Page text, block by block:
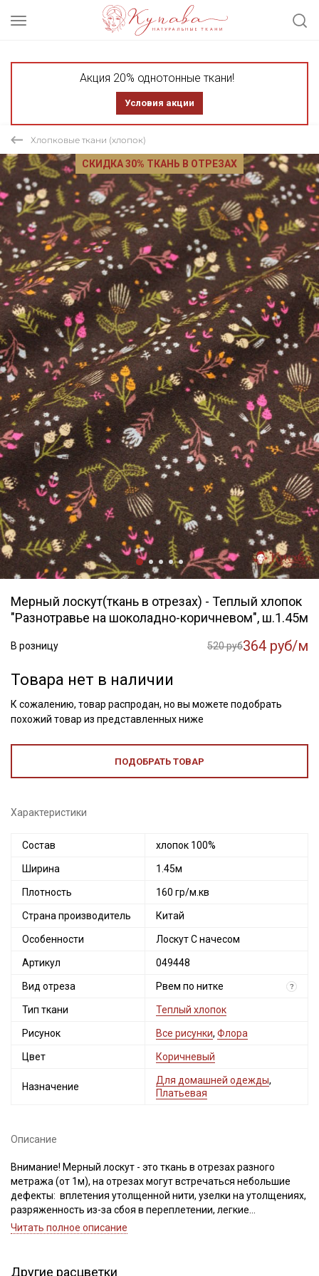
Акция 20% однотонные ткани!
Условия акции
Хлопковые ткани (хлопок)
СКИДКА 30% ТКАНЬ В ОТРЕЗАХ
Мерный лоскут(ткань в отрезах) - Теплый хлопок
"Разнотравье на шоколадно-коричневом", ш.1.45м
В розницу 520 руб364 руб/м
Товара нет в наличии
К сожалению, товар распродан, но вы можете подобрать
похожий товар из представленных ниже
ПОДОБРАТЬ ТОВАР
Характеристики
Состав хлопок 100%
Ширина 1.45м
Плотность 160 гр/м.кв
Страна производитель Китай
Особенности Лоскут С начесом
Артикул 049448
Вид отреза Рвем по нитке ?
Тип ткани Теплый хлопок
Рисунок Все рисунки, Флора
Цвет Коричневый
Назначение
Для домашней одежды,
Платьевая
Описание
Внимание! Мерный лоскут - это ткань в отрезах разного
метража (от 1м), на отрезах могут встречаться небольшие
дефекты: вплетения утолщенной нити, узелки на утолщениях,
разряженность из-за сбоя в переплетении, легкие
загрязнения вдоль кромки и на расстоянии до 5см от кромки,
менеджер для дополнительного согласования. В
Читать полное описание
Другие расцветки